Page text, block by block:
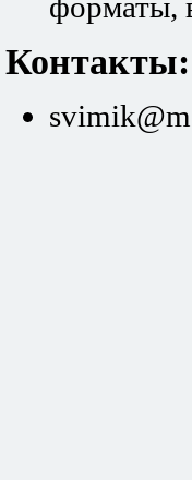
форматы,
Контакты: